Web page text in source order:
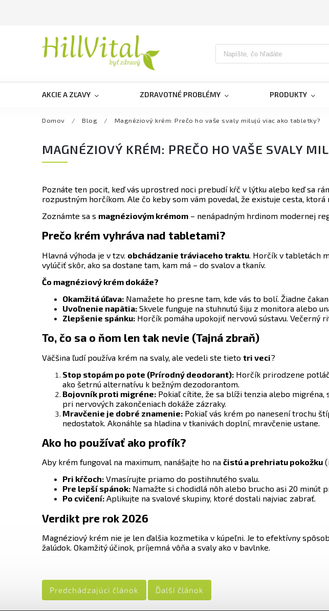
AKCIE A ZĽAVY ZDRAVOTNÉ PROBLÉMY PRODUKTY
Domov / Blog / Magnéziový krém: Prečo ho vaše svaly milujú viac ako tabletky?
MAGNÉZIOVÝ KRÉM: PREČO HO VAŠE SVALY
Poznáte ten pocit, keď vás uprostred noci prebudí kŕč v lýtku alebo keď sa
rozpustným horčíkom. Ale čo keby som vám povedal, že existuje cesta,
Zoznámte sa s magnéziovým krémom – nenápadným hrdinom modernej
Prečo krém vyhráva nad tabletami?
Hlavná výhoda je v tzv. obchádzanie tráviaceho traktu . Horčík v tabletách
vylúčiť skôr, ako sa dostane tam, kam má – do svalov a tkanív.
Čo magnéziový krém dokáže?
Okamžitá úľava: Namažete ho presne tam, kde vás to bolí. Žiadne
Uvoľnenie napätia: Skvele funguje na stuhnutú šiju z monitora alebo
Zlepšenie spánku: Horčík pomáha upokojiť nervovú sústavu. Večerný
To, čo sa o ňom len tak nevie (Tajná zbraň)
Väčšina ľudí používa krém na svaly, ale vedeli ste tieto tri veci?
Stop stopám po pote (Prírodný deodorant): Horčík prirodzene
ako šetrnú alternatívu k bežným dezodorantom.
Bojovník proti migréne: Pokiaľ cítite, že sa blíži tenzia alebo
pri nervových zakončeniach dokáže zázraky.
Mravčenie je dobré znamenie: Pokiaľ vás krém po nanesení trochu
nedostatok. Akonáhle sa hladina v tkanivách doplní, mravčenie ustane.
Ako ho používať ako profík?
Aby krém fungoval na maximum, nanášajte ho na čistú a prehriatu pokožku
Pri kŕčoch: Vmasírujte priamo do postihnutého svalu.
Pre lepší spánok: Namažte si chodidlá nôh alebo brucho asi 20 minút
Po cvičení: Aplikujte na svalové skupiny, ktoré dostali najviac zabrať.
Verdikt pre rok 2026
Magnéziový krém nie je len ďalšia kozmetika v kúpeľni. Je to efektívny
žalúdok. Okamžitý účinok, príjemná vôňa a svaly ako v bavlnke.
Predchádzajúci článok Ďalší článok